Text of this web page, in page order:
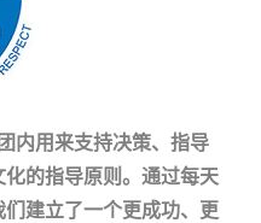
内用来支持决策、指导
的指导原则。通过每天
建立了一个更成功、更